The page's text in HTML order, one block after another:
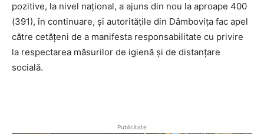
pozitive, la nivel național, a ajuns din nou la aproape 400
(391), în continuare, și autoritățile din Dâmbovița fac apel
către cetățeni de a manifesta responsabilitate cu privire
la respectarea măsurilor de igienă și de distanțare
socială.
Publicitate